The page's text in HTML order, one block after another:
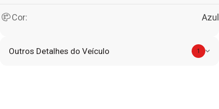
Cor: Azul
Outros Detalhes do Veículo 1